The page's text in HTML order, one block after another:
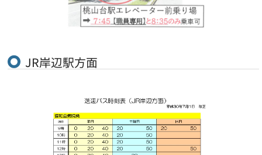
JR岸辺駅方面